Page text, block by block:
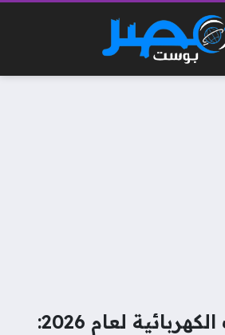
دعم السيارات الكهربائية لعام 2026: